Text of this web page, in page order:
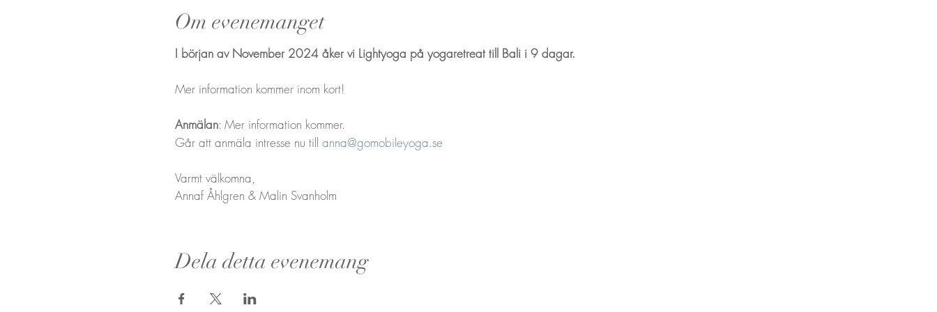
Om evenemanget
I början av November 2024 åker vi Lightyoga på yogaretreat till Bali i 9 dagar.
Mer information kommer inom kort!
Anmälan: Mer information kommer.
Går att anmäla intresse nu till anna@gomobileyoga.se
Varmt välkomna,
Annaf Åhlgren & Malin Svanholm
Dela detta evenemang